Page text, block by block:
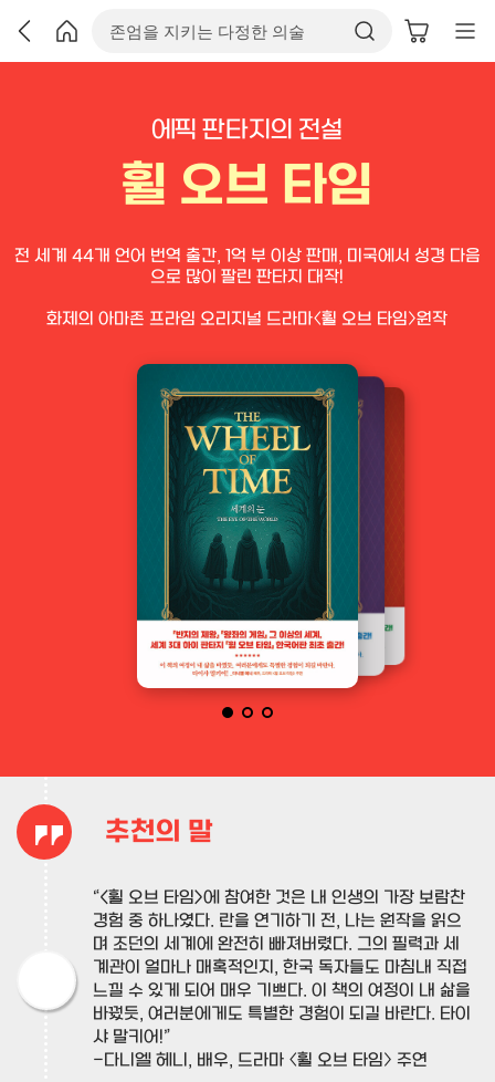
에픽 판타지의 전설
휠 오브 타임
전 세계 44개 언어 번역 출간, 1억 부 이상 판매, 미국에서 성경 다음
으로 많이 팔린 판타지 대작!
화제의 아마존 프라임 오리지널 드라마〈휠 오브 타임〉원작
추천의 말
“<휠 오브 타임>에 참여한 것은 내 인생의 가장 보람찬
경험 중 하나였다. 란을 연기하기 전, 나는 원작을 읽으
며 조던의 세계에 완전히 빠져버렸다. 그의 필력과 세
계관이 얼마나 매혹적인지, 한국 독자들도 마침내 직접
느낄 수 있게 되어 매우 기쁘다. 이 책의 여정이 내 삶을
바꿨듯, 여러분에게도 특별한 경험이 되길 바란다. 타이
샤 말키어!”
-다니엘 헤니, 배우, 드라마 〈휠 오브 타임〉 주연